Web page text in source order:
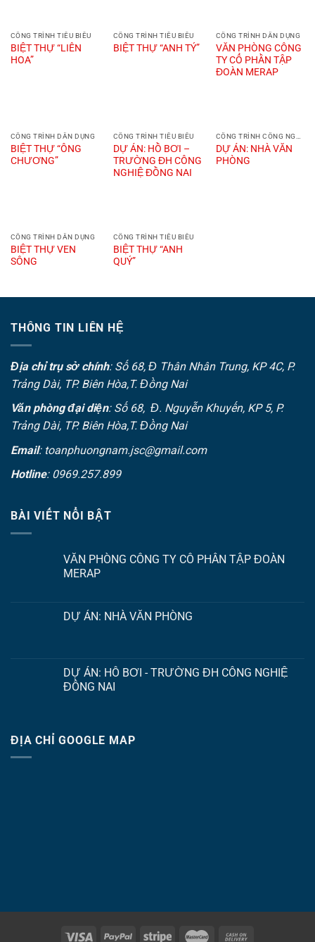
CÔNG TRÌNH TIÊU BIỂU
BIỆT THỰ “LIÊN
HOA”
CÔNG TRÌNH TIÊU BIỂU
BIỆT THỰ “ANH TÝ”
CÔNG TRÌNH DÂN DỤNG
VĂN PHÒNG CÔNG
TY CỔ PHẦN TẬP
ĐOÀN MERAP
CÔNG TRÌNH DÂN DỤNG
BIỆT THỰ “ÔNG
CHƯƠNG”
CÔNG TRÌNH TIÊU BIỂU
DỰ ÁN: HỒ BƠI –
TRƯỜNG ĐH CÔNG
NGHIỆ ĐỒNG NAI
DỰ ÁN: NHÀ VĂN
PHÒNG
CÔNG TRÌNH DÂN DỤNG
BIỆT THỰ VEN
SÔNG
CÔNG TRÌNH TIÊU BIỂU
BIỆT THỰ “ANH
QUÝ”
THÔNG TIN LIÊN HỆ
Địa chỉ trụ sở chính: Số 68, Đ Thân Nhân Trung, KP 4C, P.
Trảng Dài, TP. Biên Hòa,T. Đồng Nai
Văn phòng đại diện: Số 68, Đ. Nguyễn Khuyến, KP 5, P.
Trảng Dài, TP. Biên Hòa,T. Đồng Nai
Email: toanphuongnam.jsc@gmail.com
Hotline: 0969.257.899
BÀI VIẾT NỔI BẬT
VĂN PHÒNG CÔNG TY CỔ PHẦN TẬP ĐOÀN
MERAP
DỰ ÁN: NHÀ VĂN PHÒNG
DỰ ÁN: HỒ BƠI - TRƯỜNG ĐH CÔNG NGHIỆ
ĐỒNG NAI
ĐỊA CHỈ GOOGLE MAP